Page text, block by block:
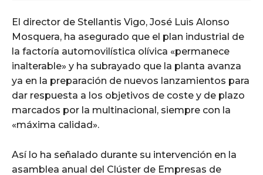
El director de Stellantis Vigo, José Luis Alonso
Mosquera, ha asegurado que el plan industrial de
la factoría automovilística olívica «permanece
inalterable» y ha subrayado que la planta avanza
ya en la preparación de nuevos lanzamientos para
dar respuesta a los objetivos de coste y de plazo
marcados por la multinacional, siempre con la
«máxima calidad».
Así lo ha señalado durante su intervención en la
asamblea anual del Clúster de Empresas de